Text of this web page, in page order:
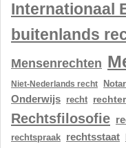
Internationaal
buitenlands
Mensenrechten
Niet-Nederlands recht
Onderwijs recht rechter
Rechtsfilosofie
rechtspraak rechtsstaat